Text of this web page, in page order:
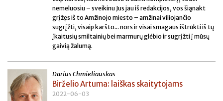
nemeluosiu – sveikinu Jus jau iš redakcijos, vos šiąnakt
grįžęs iš to Amžinojo miesto – amžinai viliojančio
sugrįžti, visaip karšto... nors ir visai smagaus ištrūkti iš tų
įkaitusių smiltainių bei marmurų glėbio ir sugrįžti į mūsų
gaivią žalumą.
Darius Chmieliauskas
Birželio Artuma: laiškas skaitytojams
2022-06-03